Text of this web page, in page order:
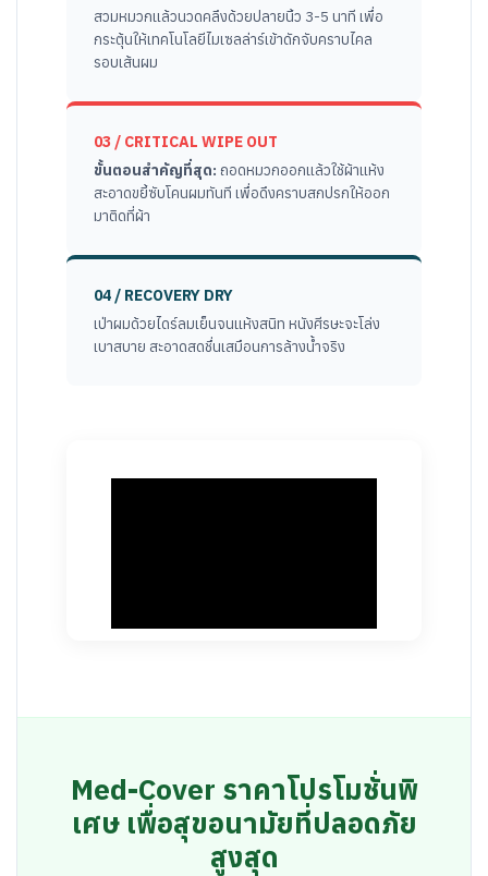
สวมหมวกแล้วนวดคลึงด้วยปลายนิ้ว 3-5 นาที เพื่อ
กระตุ้นให้เทคโนโลยีไมเซลล่าร์เข้าดักจับคราบไคล
รอบเส้นผม
03 / CRITICAL WIPE OUT
ขั้นตอนสำคัญที่สุด: ถอดหมวกออกแล้วใช้ผ้าแห้ง
สะอาดขยี้ซับโคนผมทันที เพื่อดึงคราบสกปรกให้ออก
มาติดที่ผ้า
04 / RECOVERY DRY
เป่าผมด้วยไดร์ลมเย็นจนแห้งสนิท หนังศีรษะจะโล่ง
เบาสบาย สะอาดสดชื่นเสมือนการล้างน้ำจริง
Med-Cover ราคาโปรโมชั่นพิ
เศษ เพื่อสุขอนามัยที่ปลอดภัย
สูงสุด